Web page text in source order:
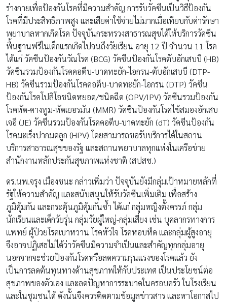
ร่างกายเพื่อป้องกันโรคที่มีความสำคัญ การรับวัคซีนเป็นวิธีป้องกัน
โรคที่มีประสิทธิภาพสูง และเสียค่าใช้จ่ายไม่มากเมื่อเทียบกับค่ารักษา
พยาบาลหากเกิดโรค ปัจจุบันกระทรวงสาธารณสุขได้ให้บริการวัคซีน
พื้นฐานฟรีในเด็กแรกเกิดไปจนถึงวัยเรียน อายุ 12 ปี จำนวน 11 โรค
ได้แก่ วัคซีนป้องกันวัณโรค (BCG) วัคซีนป้องกันโรคตับอักเสบบี (HB)
วัคซีนรวมป้องกันโรคคอตีบ-บาดทะยัก-ไอกรน-ตับอักเสบบี (DTP-
HB) วัคซีนรวมป้องกันโรคคอตีบ-บาดทะยัก-ไอกรน (DTP) วัคซีน
ป้องกันโรคโปลิโอชนิดหยอด/ชนิดฉีด (OPV/IPV) วัคซีนรวมป้องกัน
โรคหัด-คางทูม-หัดเยอรมัน (MMR) วัคซีนป้องกันโรคไข้สมองอักเสบ
เจอี (JE) วัคซีนรวมป้องกันโรคคอตีบ-บาดทะยัก (dT) วัคซีนป้องกัน
โรคมะเร็งปากมดลูก (HPV) โดยสามารถขอรับบริการได้ในสถาน
บริการสาธารณสุขของรัฐ และสถานพยาบาลทุกแห่งในเครือข่าย
สำนักงานหลักประกันสุขภาพแห่งชาติ (สปสช.)
ดร.นพ.จรุง เมืองชนะ กล่าวเพิ่มว่า ปัจจุบันยังมีกลุ่มเป้าหมายหลักที่
รัฐให้ความสำคัญ และสนับสนุนให้รับวัคซีนเพิ่มเติม เพื่อสร้าง
ภูมิคุ้มกัน และกระตุ้นภูมิคุ้มกันซ้ำ ได้แก่ กลุ่มหญิงตั้งครรภ์ กลุ่ม
นักเรียนและเด็กวัยรุ่น กลุ่มวัยผู้ใหญ่-กลุ่มเสี่ยง เช่น บุคลากรทางการ
แพทย์ ผู้ป่วยโรคเบาหวาน โรคหัวใจ โรคหอบหืด และกลุ่มผู้สูงอายุ
จึงอาจปฏิเสธไม่ได้ว่าวัคซีนมีความจำเป็นและสำคัญทุกกลุ่มอายุ
นอกจากจะช่วยป้องกันโรคหรือลดความรุนแรงของโรคแล้ว ยัง
เป็นการลดต้นทุนทางด้านสุขภาพให้กับประเทศ เป็นประโยชน์ต่อ
สุขภาพของตัวเอง และลดปัญหาการระบาดในครอบครัว ในโรงเรียน
และในชุมชนได้ ดังนั้นจึงควรติดตามข้อมูลข่าวสาร และหาโอกาสไป